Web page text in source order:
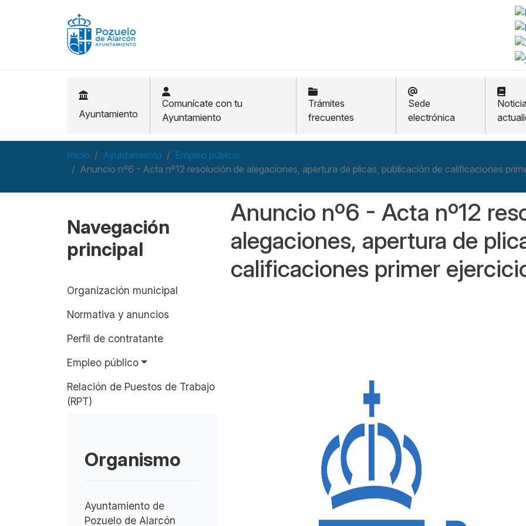
Ayuntamiento
Comunícate con tu
Ayuntamiento
Trámites
frecuentes
Sede
electrónica
Inicio Ayuntamiento
Empleo público
Anuncio nº6 - Acta nº12 resolución de alegaciones, apertura de plicas, publicación de calificaciones
Navegación
principal
Organización municipal
Normativa y anuncios
Perfil de contratante
Empleo público
Relación de Puestos de Trabajo
(RPT)
Organismo
Ayuntamiento de
Pozuelo de Alarcón
Anuncio nº6 - Acta nº12
alegaciones, apertura de
calificaciones primer